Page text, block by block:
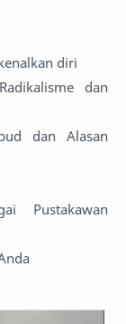
diri
dan
dan Alasan
Pustakawan